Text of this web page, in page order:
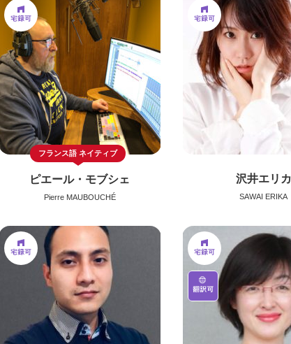
フランス語ネイティブ
ピエール・モブシェ
Pierre MAUBOUCHÉ
沢井エリカ
SAWAI ERIKA